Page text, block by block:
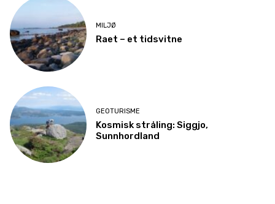
MILJØ
Raet – et tidsvitne
GEOTURISME
Kosmisk stråling: Siggjo,
Sunnhordland